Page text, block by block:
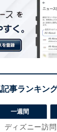
一週間
ディズニー訪問